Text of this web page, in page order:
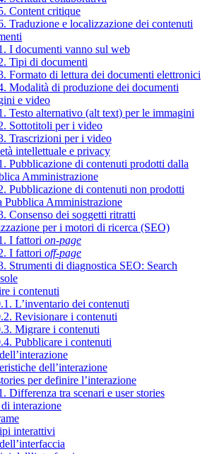
Content critique
Traduzione e localizzazione dei contenuti
I documenti vanno sul web
Tipi di documenti
Formato di lettura dei documenti elettronici
Modalità di produzione dei documenti
e video
Testo alternativo (alt text) per le immagini
Sottotitoli per i video
Trascrizioni per i video
intellettuale e privacy
Pubblicazione di contenuti prodotti dalla
Amministrazione
Pubblicazione di contenuti non prodotti
Pubblica Amministrazione
Consenso dei soggetti ritratti
per i motori di ricerca (SEO)
I fattori on-page
I fattori off-page
Strumenti di diagnostica SEO: Search
i contenuti
L’inventario dei contenuti
Revisionare i contenuti
Migrare i contenuti
Pubblicare i contenuti
dell’interazione
per definire l’interazione
Differenza tra scenari e user stories
interazione
interattivi